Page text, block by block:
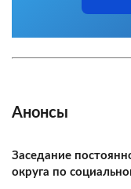
Анонсы
Заседание
округа по